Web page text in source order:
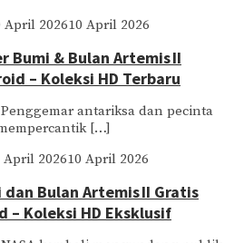
April 202610 April 2026
Bumi & Bulan Artemis II
– Koleksi HD Terbaru
antariksa dan pecinta
[…]
April 202610 April 2026
Bulan Artemis II Gratis
– Koleksi HD Eksklusif